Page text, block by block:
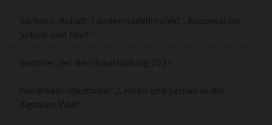
Sachsen-Anhalt: Landesmodellprojekt „Kooperation
Schule und Hort“
Sommer der Berufsausbildung 2023
Nordrhein-Westfalen: „Lehren und Lernen in der
digitalen Welt“